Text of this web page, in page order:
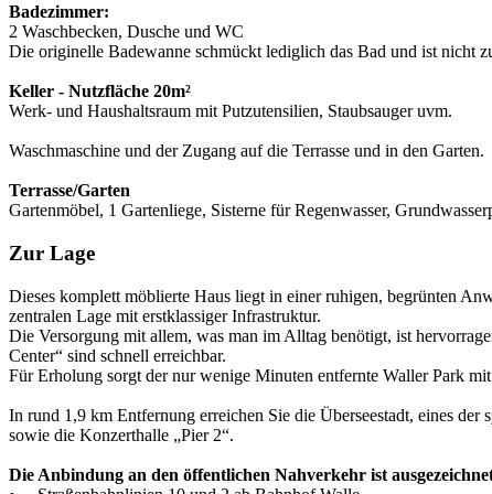
Badezimmer:
2 Waschbecken, Dusche und WC
Die originelle Badewanne schmückt lediglich das Bad und ist nicht
Keller - Nutzfläche 20m²
Werk- und Haushaltsraum mit Putzutensilien, Staubsauger uvm.
Waschmaschine und der Zugang auf die Terrasse und in den Garten.
Terrasse/Garten
Gartenmöbel, 1 Gartenliege, Sisterne für Regenwasser,
Zur Lage
Dieses komplett möblierte Haus liegt in einer ruhigen, begrünten
zentralen Lage mit erstklassiger Infrastruktur.
Die Versorgung mit allem, was man im Alltag benötigt, ist
Center“ sind schnell erreichbar.
Für Erholung sorgt der nur wenige Minuten entfernte Waller Park
In rund 1,9 km Entfernung erreichen Sie die Überseestadt, eines
sowie die Konzerthalle „Pier 2“.
Die Anbindung an den öffentlichen Nahverkehr ist